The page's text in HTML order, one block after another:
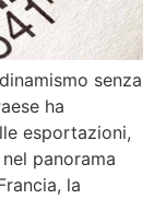
senza
ha
esportazioni,
panorama
la